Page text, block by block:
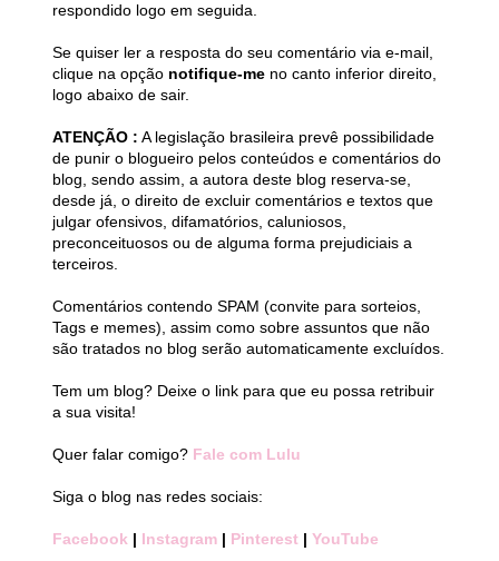
respondido logo em seguida.
Se quiser ler a resposta do seu comentário via e-mail,
clique na opção notifique-me no canto inferior direito,
logo abaixo de sair.
ATENÇÃO : A legislação brasileira prevê possibilidade
de punir o blogueiro pelos conteúdos e comentários do
blog, sendo assim, a autora deste blog reserva-se,
desde já, o direito de excluir comentários e textos que
julgar ofensivos, difamatórios, caluniosos,
preconceituosos ou de alguma forma prejudiciais a
terceiros.
Comentários contendo SPAM (convite para sorteios,
Tags e memes), assim como sobre assuntos que não
são tratados no blog serão automaticamente excluídos.
Tem um blog? Deixe o link para que eu possa retribuir
a sua visita!
Quer falar comigo? Fale com Lulu
Siga o blog nas redes sociais:
Facebook | Instagram | Pinterest | YouTube